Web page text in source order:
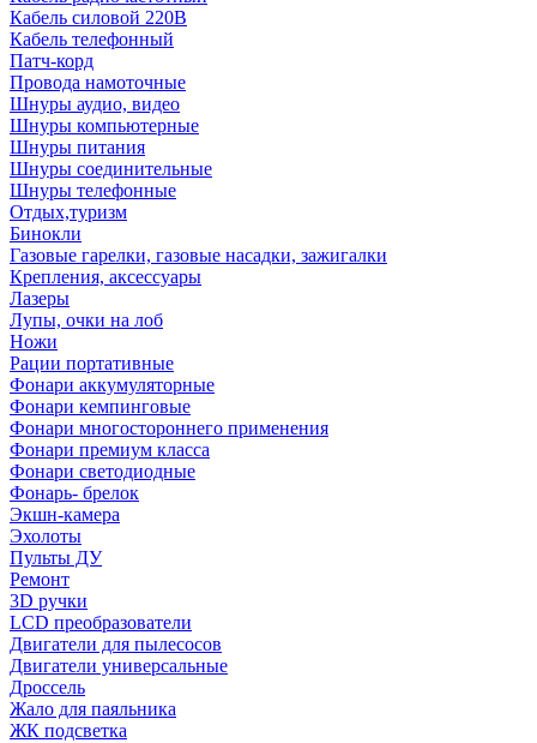
Кабель силовой 220В
Кабель телефонный
Патч-корд
Провода намоточные
Шнуры аудио, видео
Шнуры компьютерные
Шнуры питания
Шнуры соединительные
Шнуры телефонные
Отдых,туризм
Бинокли
Газовые гарелки, газовые насадки, зажигалки
Крепления, аксессуары
Лазеры
Лупы, очки на лоб
Ножи
Рации портативные
Фонари аккумуляторные
Фонари кемпинговые
Фонари многостороннего применения
Фонари премиум класса
Фонари светодиодные
Фонарь- брелок
Экшн-камера
Эхолоты
Пульты ДУ
Ремонт
3D ручки
LCD преобразователи
Двигатели для пылесосов
Двигатели универсальные
Дроссель
Жало для паяльника
ЖК подсветка